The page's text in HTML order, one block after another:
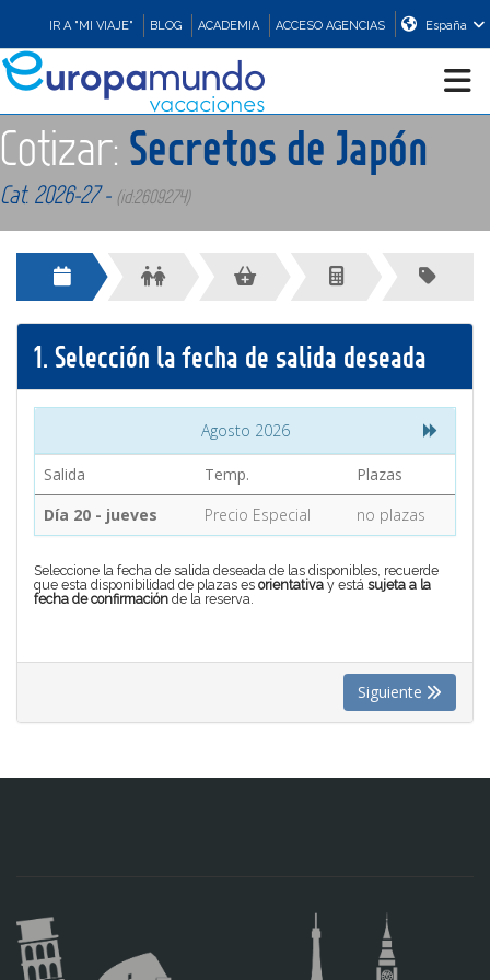
IR A "MI VIAJE" BLOG ACADEMIA ACCESO AGENCIAS España
CRUCEROS
ASIA
ORIENTE
COMPRAR
Cotizar: Secretos de Japón
Cat. 2026-27 - (id:2609274)
1. Selección la fecha de salida deseada
Agosto 2026
Salida Temp.
Plazas
Día 20 - jueves
Precio Especial no plazas
Seleccione la fecha de salida deseada de las disponibles, recuerde
que esta disponibilidad de plazas es orientativa y está sujeta a la
fecha de confirmación de la reserva.
Siguiente